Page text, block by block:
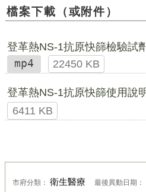
檔案下載（或附件）
登革熱NS-1抗原快篩檢驗試
mp4
22450 KB
登革熱NS-1抗原快篩使用說
6411 KB
市府分類： 衛生醫療 最後異動日期：